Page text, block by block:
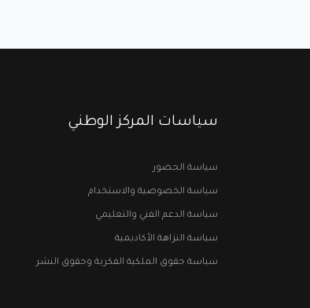
سياسات المركز الوطني
سياسة الحضور
سياسة الخصوصية والاستخدام
سياسة الدعم الفني والتعليمي
سياسة النزاهة الأكاديمية
سياسة حقوق الملكية الفكرية وحقوق النشر